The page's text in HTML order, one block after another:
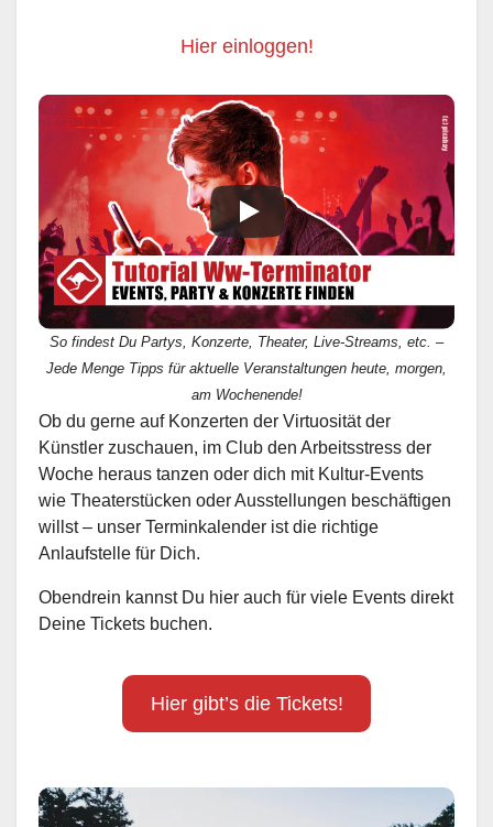
Hier einloggen!
So findest Du Partys, Konzerte, Theater, Live-Streams, etc. –
Jede Menge Tipps für aktuelle Veranstaltungen heute, morgen,
am Wochenende!
Ob du gerne auf Konzerten der Virtuosität der
Künstler zuschauen, im Club den Arbeitsstress der
Woche heraus tanzen oder dich mit Kultur-Events
wie Theaterstücken oder Ausstellungen beschäftigen
willst – unser Terminkalender ist die richtige
Anlaufstelle für Dich.
Obendrein kannst Du hier auch für viele Events direkt
Deine Tickets buchen.
Hier gibt’s die Tickets!